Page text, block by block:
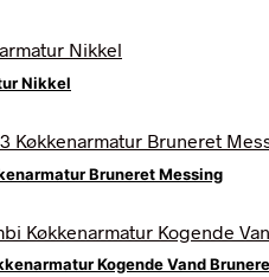
Nikkel
Bruneret Messing
Kogende Vand